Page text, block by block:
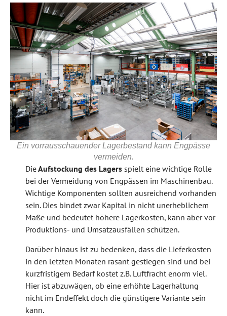
Ein vorrausschauender Lagerbestand kann Engpässe
vermeiden.
DieAufstockung des Lagers spielt eine wichtige Rolle
bei der Vermeidung von Engpässen im Maschinenbau.
Wichtige Komponenten sollten ausreichend vorhanden
sein. Dies bindet zwar Kapital in nicht unerheblichem
Maße und bedeutet höhere Lagerkosten, kann aber vor
Produktions- und Umsatzausfällen schützen.
Darüber hinaus ist zu bedenken, dass die Lieferkosten
in den letzten Monaten rasant gestiegen sind und bei
kurzfristigem Bedarf kostet z.B. Luftfracht enorm viel.
Hier ist abzuwägen, ob eine erhöhte Lagerhaltung
nicht im Endeffekt doch die günstigere Variante sein
kann.